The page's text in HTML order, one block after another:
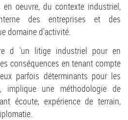
oeuvre, du contexte industriel,
des entreprises et des
domaine d'activité.
d 'un litige industriel pour en
conséquences en tenant compte
parfois déterminants pour les
implique une méthodologie de
écoute, expérience de terrain,